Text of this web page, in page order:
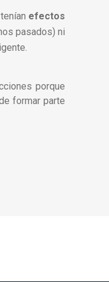
efectos
pasados) ni
porque
formar parte